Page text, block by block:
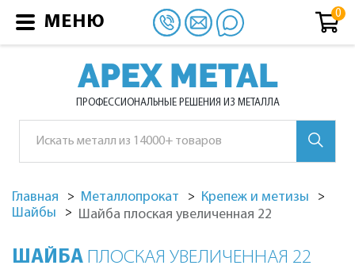
APEX METAL
ПРОФЕССИОНАЛЬНЫЕ РЕШЕНИЯ ИЗ МЕТАЛЛА
Главная Металлопрокат
Крепеж и метизы
Шайбы
Шайба плоская увеличенная 22
ШАЙБА ПЛОСКАЯ УВЕЛИЧЕННАЯ 22
МЕНЮ